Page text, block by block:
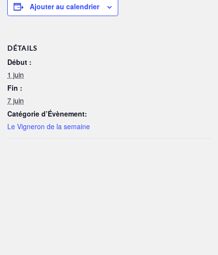
Ajouter au calendrier
DÉTAILS
Début :
1 juin
Fin :
7 juin
Catégorie d’Évènement:
Le Vigneron de la semaine